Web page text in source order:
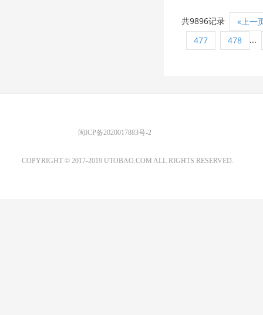
共9896记录
«上一
477
478 ...
闽ICP备2020017883号-2
COPYRIGHT © 2017-2019 UTOBAO.COM ALL RIGHTS RESERVED.